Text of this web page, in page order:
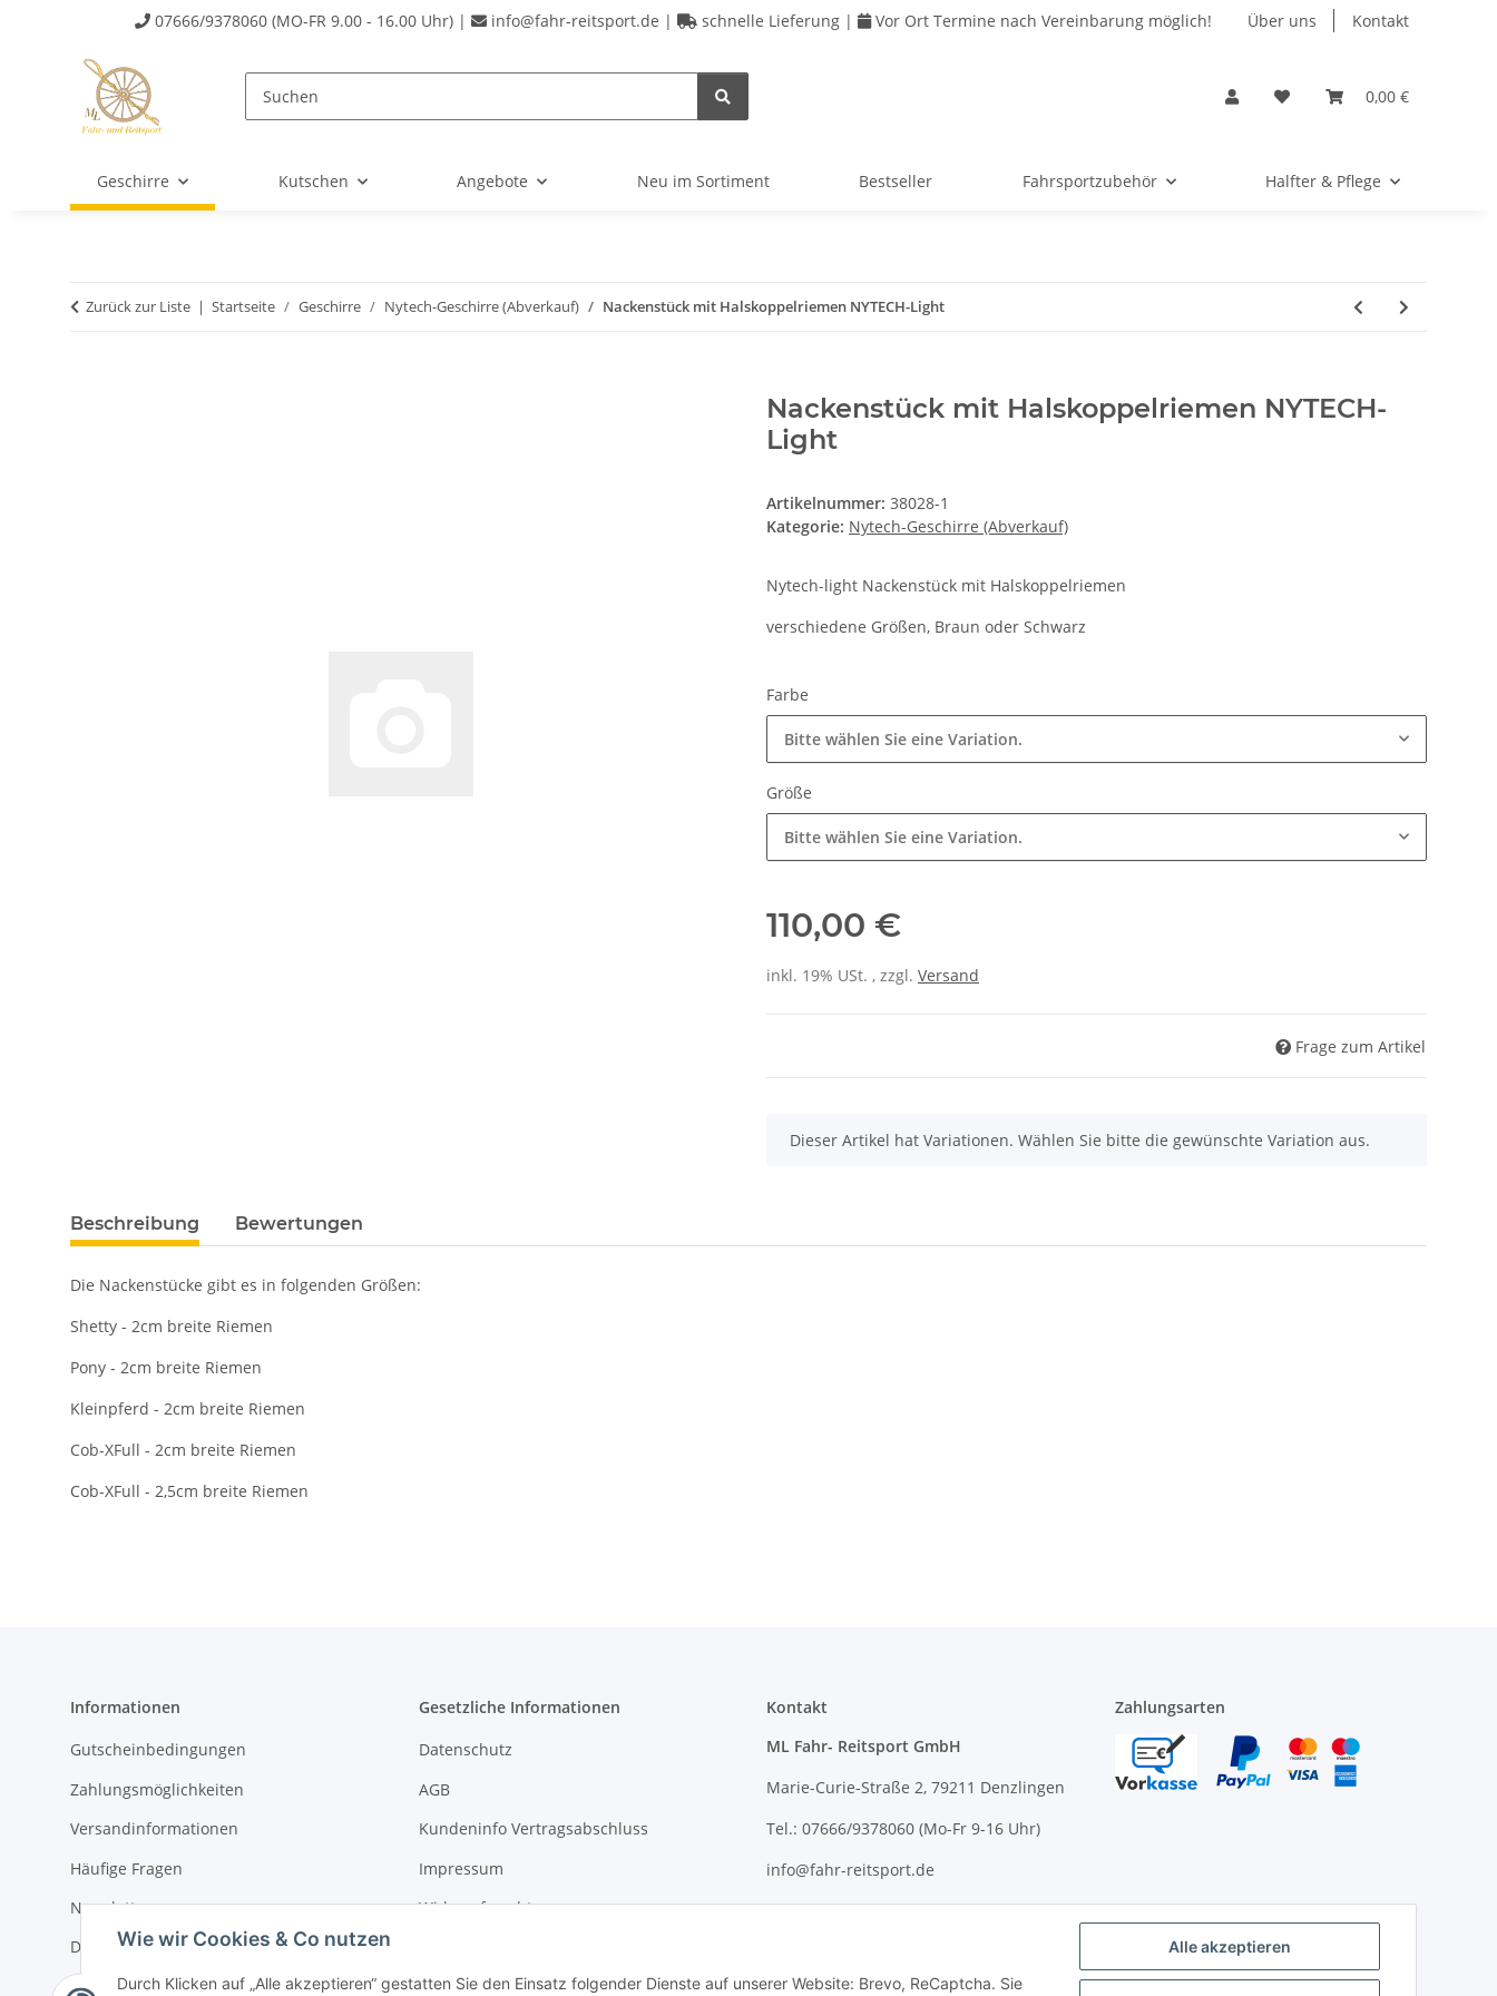
Alle akzeptieren
Wie wir Cookies & Co nutzen
Durch Klicken auf „Alle akzeptieren“ gestatten Sie den Einsatz folgender Dienste auf unserer Website: Brevo, ReCaptcha. Sie
Über uns Kontakt
07666/9378060 (MO-FR 9.00 - 16.00 Uhr) | info@fahr-reitsport.de | schnelle Lieferung | Vor Ort Termine nach Vereinbarung möglich!
0,00 €
Geschirre Kutschen Angebote Neu im Sortiment Bestseller Fahrsportzubehör Halfter & Pflege
Zurück zur Liste Startseite Geschirre Nytech-Geschirre (Abverkauf) Nackenstück mit Halskoppelriemen NYTECH-Light
Nackenstück mit Halskoppelriemen NYTECH-
Light
Artikelnummer: 38028-1
Kategorie: Nytech-Geschirre (Abverkauf)
Nytech-light Nackenstück mit Halskoppelriemen
verschiedene Größen, Braun oder Schwarz
Farbe
Bitte wählen Sie eine Variation.
Größe
Bitte wählen Sie eine Variation.
110,00 €
inkl. 19% USt. , zzgl. Versand
Frage zum Artikel
x
Dieser Artikel hat Variationen. Wählen Sie bitte die gewünschte Variation aus.
Beschreibung Bewertungen
Die Nackenstücke gibt es in folgenden Größen:
Shetty - 2cm breite Riemen
Pony - 2cm breite Riemen
Kleinpferd - 2cm breite Riemen
Cob-XFull - 2cm breite Riemen
Cob-XFull - 2,5cm breite Riemen
Informationen
Gutscheinbedingungen
Zahlungsmöglichkeiten
Versandinformationen
Häufige Fragen
Newsletter
Downloads
Sitemap
Gesetzliche Informationen
Datenschutz
AGB
Kundeninfo Vertragsabschluss
Impressum
Widerrufsrecht
Kontakt
ML Fahr- Reitsport GmbH
Marie-Curie-Straße 2, 79211 Denzlingen
Tel.: 07666/9378060 (Mo-Fr 9-16 Uhr)
info@fahr-reitsport.de
Nach Terminvereinbarung können Sie
Zahlungsarten